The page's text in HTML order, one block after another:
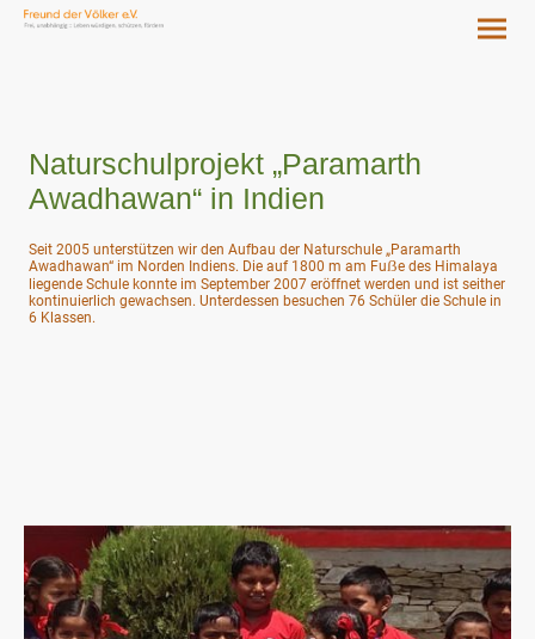
Naturschulprojekt „Paramarth
Awadhawan“ in Indien
Seit 2005 unterstützen wir den Aufbau der Naturschule „Paramarth
Awadhawan“ im Norden Indiens. Die auf 1800 m am Fuẞe des Himalaya
liegende Schule konnte im September 2007 eröffnet werden und ist seither
kontinuierlich gewachsen. Unterdessen besuchen 76 Schüler die Schule in
6 Klassen.